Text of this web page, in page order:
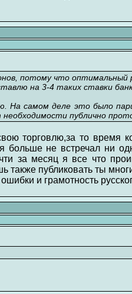
потому что
на 3-4 таких ставки
На самом деле это было
публично
торговлю,за то время
больше не встречал ни
за месяц я все что
также публиковать ты
и грамотность